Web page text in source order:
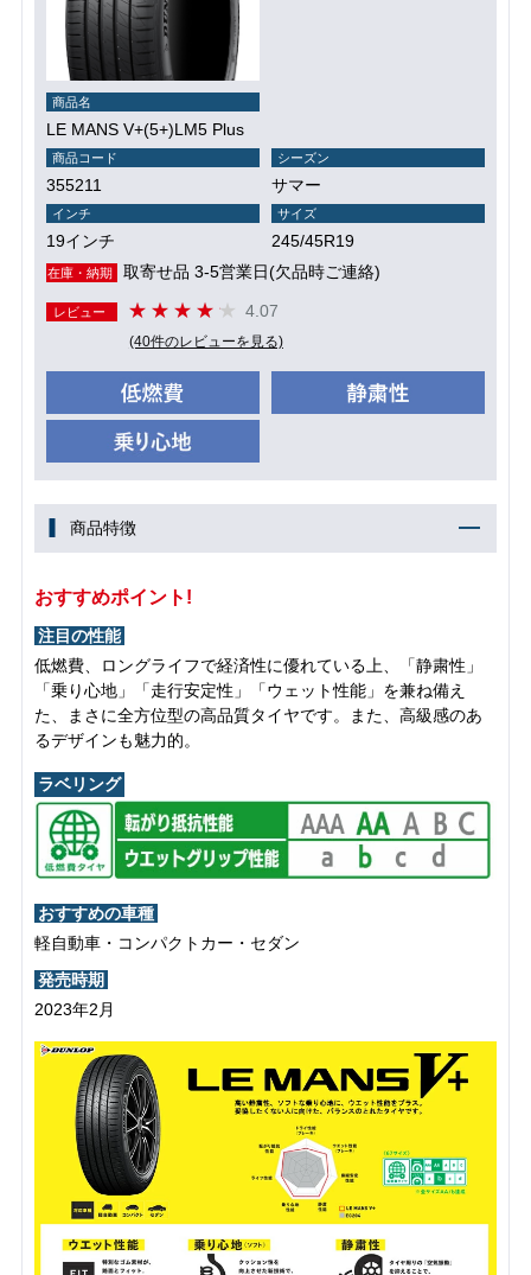
商品名
LE MANS V+(5+)LM5 Plus
商品コード
355211
シーズン
サマー
インチ
19インチ
サイズ
245/45R19
在庫・納期 取寄せ品 3-5営業日(欠品時ご連絡)
レビュー 4.07
(40件のレビューを見る)
商品特徴
おすすめポイント!
注目の性能
低燃費、ロングライフで経済性に優れている上、「静粛性」
「乗り心地」「走行安定性」「ウェット性能」を兼ね備え
た、まさに全方位型の高品質タイヤです。また、高級感のあ
るデザインも魅力的。
ラベリング
おすすめの車種
軽自動車・コンパクトカー・セダン
発売時期
2023年2月